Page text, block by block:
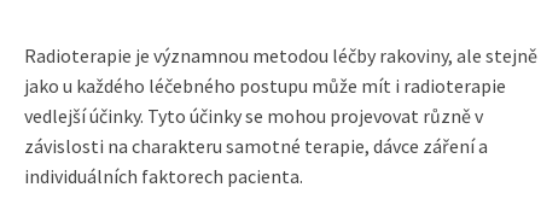
Radioterapie je významnou metodou léčby rakoviny, ale stejně
jako u každého léčebného postupu může mít i radioterapie
vedlejší účinky. Tyto účinky se mohou projevovat různě v
závislosti na charakteru samotné terapie, dávce záření a
individuálních faktorech pacienta.